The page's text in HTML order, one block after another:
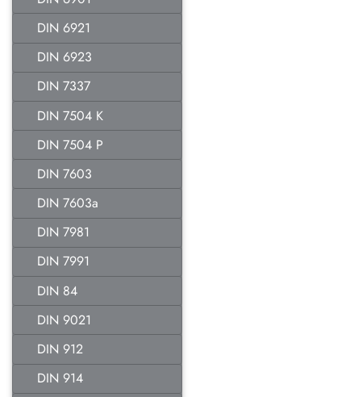
DIN 6921
DIN 6923
DIN 7337
DIN 7504 K
DIN 7504 P
DIN 7603
DIN 7603a
DIN 7981
DIN 7991
DIN 84
DIN 9021
DIN 912
DIN 914